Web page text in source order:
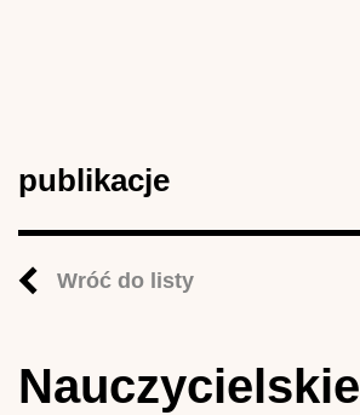
publikacje
Wróć do listy
Nauczycielskie